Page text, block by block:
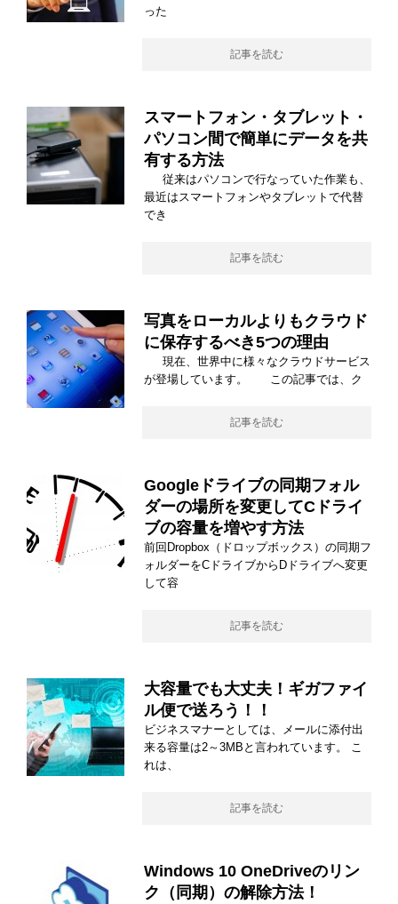
った
記事を読む
スマートフォン・タブレット・
パソコン間で簡単にデータを共
有する方法
従来はパソコンで行なっていた作業も、
最近はスマートフォンやタブレットで代替
でき
記事を読む
写真をローカルよりもクラウド
に保存するべき5つの理由
現在、世界中に様々なクラウドサービス
が登場しています。 この記事では、ク
記事を読む
Googleドライブの同期フォル
ダーの場所を変更してCドライ
ブの容量を増やす方法
前回Dropbox（ドロップボックス）の同期フ
ォルダーをCドライブからDドライブへ変更
して容
記事を読む
大容量でも大丈夫！ギガファイ
ル便で送ろう！！
ビジネスマナーとしては、メールに添付出
来る容量は2～3MBと言われています。 こ
れは、
記事を読む
Windows 10 OneDriveのリン
ク（同期）の解除方法！